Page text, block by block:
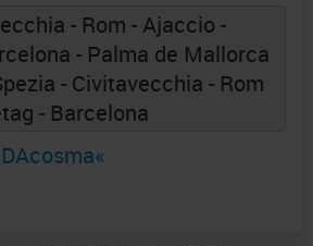
- Rom - Ajaccio -
- Palma de Mallorca
- Civitavecchia - Rom
- Barcelona